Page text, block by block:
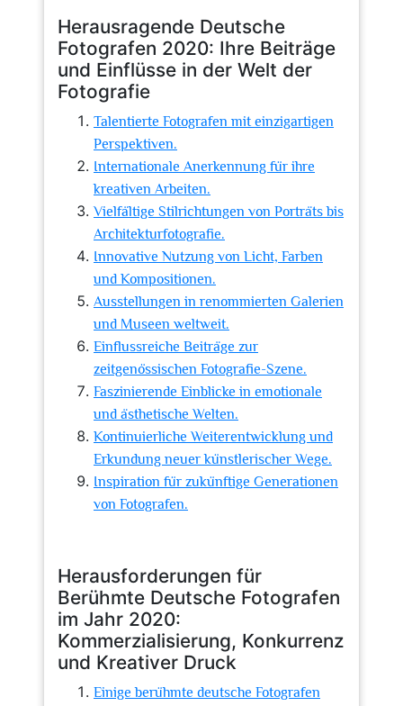
Herausragende Deutsche
Fotografen 2020: Ihre Beiträge
und Einflüsse in der Welt der
Fotografie
Talentierte Fotografen mit einzigartigen
Perspektiven.
Internationale Anerkennung für ihre
kreativen Arbeiten.
Vielfältige Stilrichtungen von Porträts bis
Architekturfotografie.
Innovative Nutzung von Licht, Farben
und Kompositionen.
Ausstellungen in renommierten Galerien
und Museen weltweit.
Einflussreiche Beiträge zur
zeitgenössischen Fotografie-Szene.
Faszinierende Einblicke in emotionale
und ästhetische Welten.
Kontinuierliche Weiterentwicklung und
Erkundung neuer künstlerischer Wege.
Inspiration für zukünftige Generationen
von Fotografen.
Herausforderungen für
Berühmte Deutsche Fotografen
im Jahr 2020:
Kommerzialisierung, Konkurrenz
und Kreativer Druck
Einige berühmte deutsche Fotografen